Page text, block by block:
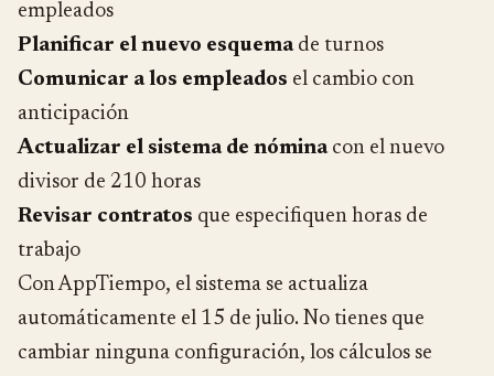
empleados
Planificar el nuevo esquemade turnos
Comunicar a los empleados el cambio con
anticipación
Actualizar el sistema de nóminacon el nuevo
divisor de 210 horas
Revisar contratos que especifiquen horas de
trabajo
Con AppTiempo, el sistema se actualiza
automáticamente el 15 de julio. No tienes que
cambiar ninguna configuración, los cálculos se